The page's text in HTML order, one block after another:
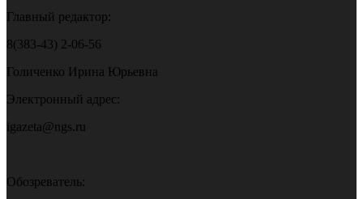
Главный редактор:
8(383-43) 2-06-56
Голиченко Ирина Юрьевна
Электронный адрес:
igazeta@ngs.ru
Обозреватель: